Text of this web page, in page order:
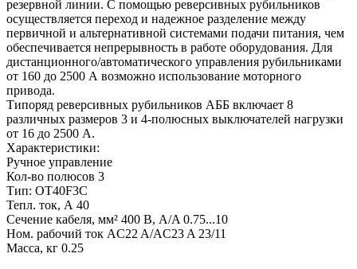
резервной линии. С помощью реверсивных рубильников
осуществляется переход и надежное разделение между
первичной и альтернативной системами подачи питания, чем
обеспечивается непрерывность в работе оборудования. Для
дистанционного/автоматического управления рубильниками
от 160 до 2500 А возможно использование моторного
привода.
Типоряд реверсивных рубильников АББ включает 8
различных размеров 3 и 4-полюсных выключателей нагрузки
от 16 до 2500 А.
Характеристики:
Ручное управление
Кол-во полюсов 3
Тип: OT40F3C
Тепл. ток, А 40
Сечение кабеля, мм² 400 В, A/A 0.75...10
Ном. рабочий ток AC22 A/AC23 A 23/11
Масса, кг 0.25